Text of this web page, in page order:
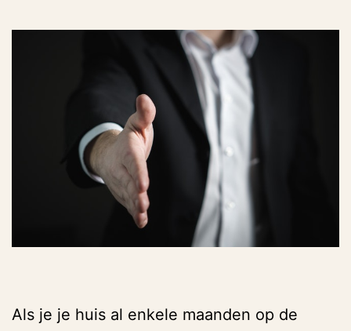
Als je je huis al enkele maanden op de